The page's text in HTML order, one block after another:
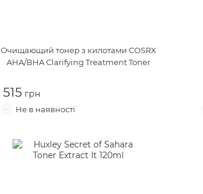
Очищающий тонер з килотами COSRX
AHA/BHA Clarifying Treatment Toner
515